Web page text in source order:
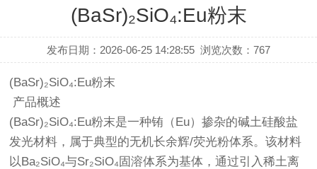
(BaSr)₂SiO₄:Eu粉末
发布日期：2026-06-25 14:28:55 浏览次数：767
(BaSr)₂SiO₄:Eu粉末
产品概述
(BaSr)₂SiO₄:Eu粉末是一种铕（Eu）掺杂的碱土硅酸盐
发光材料，属于典型的无机长余辉/荧光粉体系。该材料
以Ba₂SiO₄与Sr₂SiO₄固溶体系为基体，通过引入稀土离